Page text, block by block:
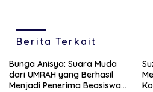
Berita Terkait
Bunga Anisya: Suara Muda
dari UMRAH yang Berhasil
Menjadi Penerima Beasiswa